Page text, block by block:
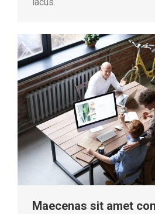
lacus.
Maecenas sit amet